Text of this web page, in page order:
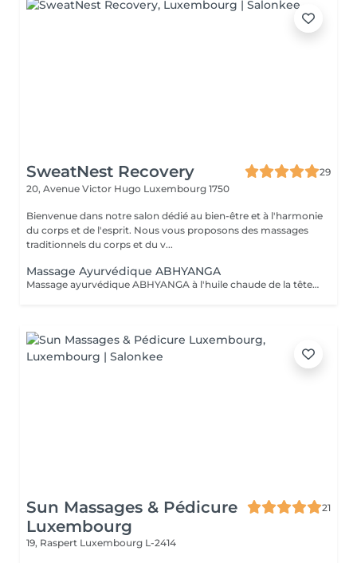
SweatNest Recovery
29
20, Avenue Victor Hugo Luxembourg 1750
Bienvenue dans notre salon dédié au bien-être et à l'harmonie
du corps et de l'esprit. Nous vous proposons des massages
traditionnels du corps et du v...
Massage Ayurvédique ABHYANGA
Massage ayurvédique ABHYANGA à l'huile chaude de la tête aux pieds C'est un massage enveloppant et relaxant aux huiles végétales chaudes et des huiles essentielles, soigneusement sélectionnées en fonction des bienfaits recherchés et pour équilibrer votre Dosha (Vata, Kapha ou Pitta). De manière générale, ce massage permet de détoxifier, revitaliser et de lutter contre le stress et le vieillissement. Lors de la séance la praticienne utilise différentes huiles précieuses auyurvediques Des huiles ayurvédique capillaires Huile Keranya Potion capillaire puissante à base de graines du Cumin Noir pour les forces des cheveux Huile Ambhring Revitaliseur aux herbes Amla et Bhringraj (pour les cheveux mous, sans vie, matures et grisonnants) Huile Nectar Rukshadi pour les cheveux secs et au cuir chevelu squameux Elixir capillaire Saromyas avec l'extrait de Lotus sacré pour les cheveux terne, sans éclat et rêches Les huiles ayurvédiques précieuses pour le visage Huile Bharanyu revitalisante au curcuma, de la racine apaisante de Manjistha, de fruit Amla et de la cannelle. Huile Saine Paraania purifiante et éclaircissante de l'arbre quinquina d'Inde avec les huiles essentielles de Gardénia, de Jasmin et de Néroli. Ces huiles sont reparties en grande quantité sur l'ensemble du corps. Du cuir chevelu aux orteils, chaque zone du corps est massée pour le libérer de toutes ses tensions. Selon l'esprit d'Abyhanga, les énergies négatives glissent sur le corps bien huilé et ne peuvent pas s'accrocher.
Sun Massages & Pédicure
Luxembourg
21
19, Raspert Luxembourg L-2414